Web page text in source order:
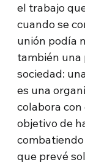
el trabajo
cuando se
unión podía
también una
sociedad:
es una
colabora
objetivo de
que prevé